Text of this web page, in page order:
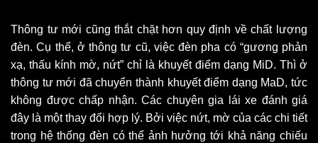
Thông tư mới cũng thắt chặt hơn quy định về chất lượng
đèn. Cụ thể, ở thông tư cũ, việc đèn pha có “gương phản
xạ, thấu kính mờ, nứt” chỉ là khuyết điểm dạng MiD. Thì ở
thông tư mới đã chuyển thành khuyết điểm dạng MaD, tức
không được chấp nhận. Các chuyên gia lái xe đánh giá
đây là một thay đổi hợp lý. Bởi việc nứt, mờ của các chi tiết
trong hệ thống đèn có thể ảnh hưởng tới khả năng chiếu